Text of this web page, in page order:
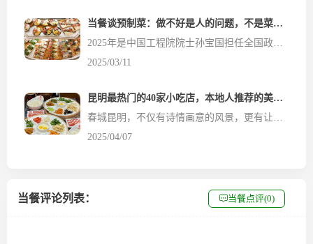
当餐谈预制菜：做不好是人的问题，不是菜的问题
2025年是中国工程院院士孙宝国担任全国政协委员的第八年。作为食品领域的学者，每年全国政协会议召开期间，他都会重点关注与食品有关的话题。履职八年间，孙宝国依托自己的专业和优势，提出过不少涉及食品的提案。比如，加强食品安全与健康科普的科学严谨性、促进食品包装材料再利用、培育食品行业创新人才等。 餐饮食材网2025年获悉，孙宝国依然重点关注食品领域。他希望能提升...
2025/03/11
昆明最热门的40家小吃店，本地人推荐的美食清单
春城昆明，不仅有诗情画意的风景，更有让人流连忘返的美食。作为一名在云南生活多年的美食探店达人，今天餐饮食材网当餐君要为大家带来 昆明本地人才知道的40家小吃宝藏店铺 ，这份清单几乎囊括了昆明各个区域的经典美食。 无论你是昆明老饕还是初来乍到的游客，这份清单都能让你的味蕾得到满足！ 1、【云南特色米线篇】 1. 老阿姨过桥米线（南屏街店） 这家店的汤底熬制长达...
2025/04/07
当餐评论列表： 当餐点评(0)